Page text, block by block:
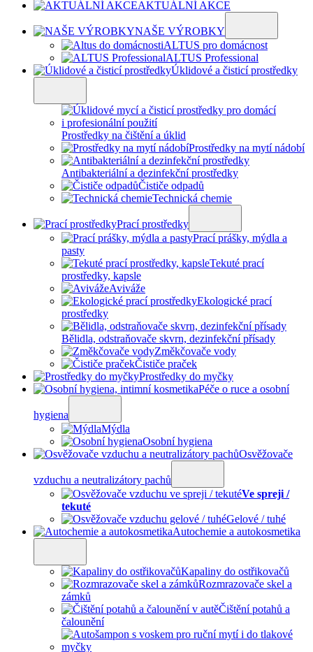
AKTUÁLNÍ AKCE
NAŠE VÝROBKY
ALTUS pro domácnost
ALTUS Professional
Úklidové a čisticí prostředky
Prostředky na čištění a úklid
Prostředky na mytí nádobí
Antibakteriální a dezinfekční prostředky
Čističe odpadů
Technická chemie
Prací prostředky
Prací prášky, mýdla a
pasty
Tekuté prací
prostředky, kapsle
Aviváže
Ekologické prací
prostředky
Bělidla, odstraňovače skvrn, dezinfekční přísady
Změkčovače vody
Čističe praček
Prostředky do myčky
Péče o ruce a osobní
hygiena
Mýdla
Osobní hygiena
Osvěžovače
vzduchu a neutralizátory pachů
Ve spreji /
tekuté
Gelové / tuhé
Autochemie a autokosmetika
Kapaliny do ostřikovačů
Rozmrazovače skel a
zámků
Čištění potahů a
čalounění